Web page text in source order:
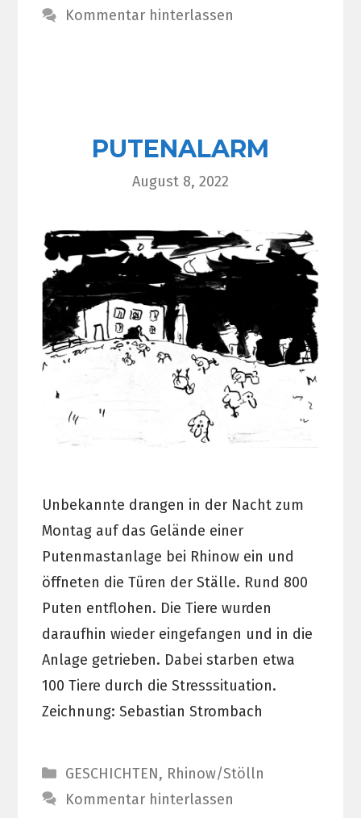
Kommentar hinterlassen
PUTENALARM
August 8, 2022
Unbekannte drangen in der Nacht zum
Montag auf das Gelände einer
Putenmastanlage bei Rhinow ein und
öffneten die Türen der Ställe. Rund 800
Puten entflohen. Die Tiere wurden
daraufhin wieder eingefangen und in die
Anlage getrieben. Dabei starben etwa
100 Tiere durch die Stresssituation.
Zeichnung: Sebastian Strombach
Kategorien
GESCHICHTEN, Rhinow/Stölln
Kommentar hinterlassen